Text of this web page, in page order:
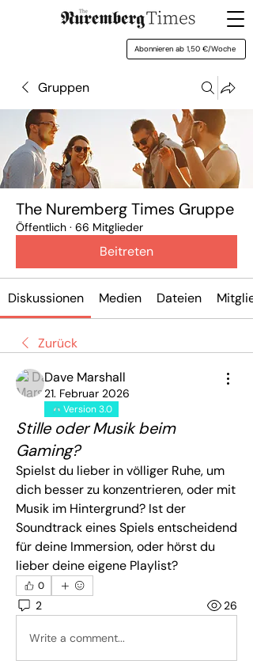
Abonnieren ab 1,50 €/Woche
Gruppen
The Nuremberg Times Gruppe
Öffentlich · 66 Mitglieder
Beitreten
Diskussionen Medien Dateien
Zurück
Dave Marshall
21. Februar 2026
Version 3.0
Stille oder Musik beim
Gaming?
Spielst du lieber in völliger Ruhe, um
dich besser zu konzentrieren, oder mit
Musik im Hintergrund? Ist der
Soundtrack eines Spiels entscheidend
für deine Immersion, oder hörst du
lieber deine eigene Playlist?
0
2 26
Write a comment...